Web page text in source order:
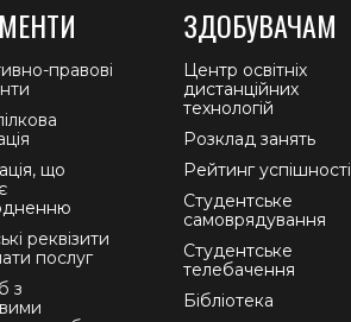
правові
що
реквізити
послуг
з
ЗДОБУВАЧАМ
Центр освітніх
дистанційних
технологій
Розклад занять
Рейтинг успішності
Студентське
самоврядування
Студентське
телебачення
Бібліотека